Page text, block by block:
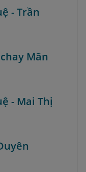
- Trần
Mãn
- Mai Thị